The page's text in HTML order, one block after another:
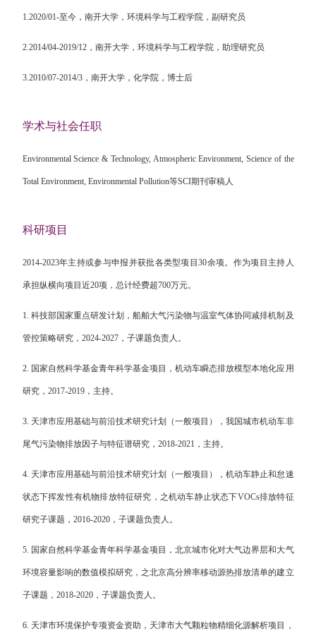
1.2020/01-至今，南开大学，环境科学与工程学院，副研究员
2.2014/04-2019/12，南开大学，环境科学与工程学院，助理研究员
3.2010/07-2014/3，南开大学，化学院，博士后
学术与社会任职
Environmental Science & Technology, Atmospheric Environment, Science of the
Total Environment, Environmental Pollution等SCI期刊审稿人
科研项目
2014-2023年主持或参与申报并获批各类型项目30余项。作为项目主持人
承担纵横向项目近20项，总计经费超700万元。
1. 科技部国家重点研发计划，船舶大气污染物与温室气体协同减排机制及
管控策略研究， 2024-2027，子课题负责人。
2. 国家自然科学基金青年科学基金项目，机动车瞬态排放模型本地化应用
研究， 2017-2019，主持。
3. 天津市应用基础与前沿技术研究计划（一般项目），我国城市机动车非
尾气污染物排放因子与特征谱研究， 2018-2021 ，主持。
4. 天津市应用基础与前沿技术研究计划（一般项目），机动车静止和怠速
状态下挥发性有机物排放特征研究，之机动车静止状态下VOCs排放特征
研究子课题， 2016-2020，子课题负责人。
5. 国家自然科学基金青年科学基金项目，北京城市化对大气边界层和大气
环境容量影响的数值模拟研究，之北京高分辨率移动源热排放清单的建立
子课题， 2018-2020，子课题负责人。
6. 天津市环境保护专项资金资助，天津市大气颗粒物精细化源解析项目，